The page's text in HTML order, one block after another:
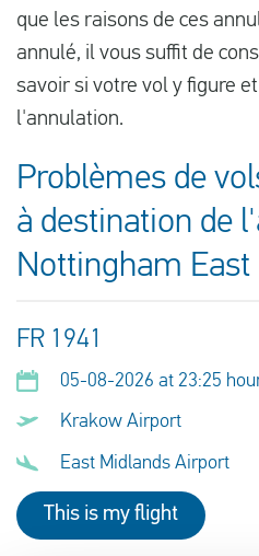
que les raisons de ces
annulé, il vous suffit de
savoir si votre vol y figure
l'annulation.
Problèmes de
à destination de
Nottingham East
FR 1941
05-08-2026 at 23:25
Krakow Airport
East Midlands Airport
This is my flight